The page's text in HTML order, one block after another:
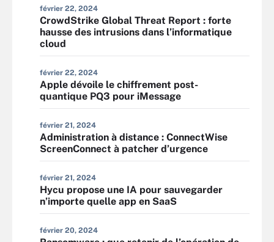
février 22, 2024
CrowdStrike Global Threat Report : forte
hausse des intrusions dans l’informatique
cloud
février 22, 2024
Apple dévoile le chiffrement post-
quantique PQ3 pour iMessage
février 21, 2024
Administration à distance : ConnectWise
ScreenConnect à patcher d’urgence
février 21, 2024
Hycu propose une IA pour sauvegarder
n’importe quelle app en SaaS
février 20, 2024